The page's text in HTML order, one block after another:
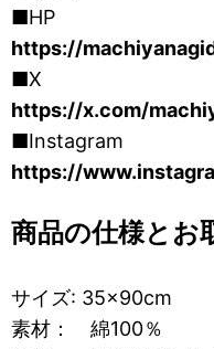
■HP
https://
■X
https://x.com/
■Instagram
https://
商品の仕様とお
サイズ: 35×90cm
素材： 綿100％